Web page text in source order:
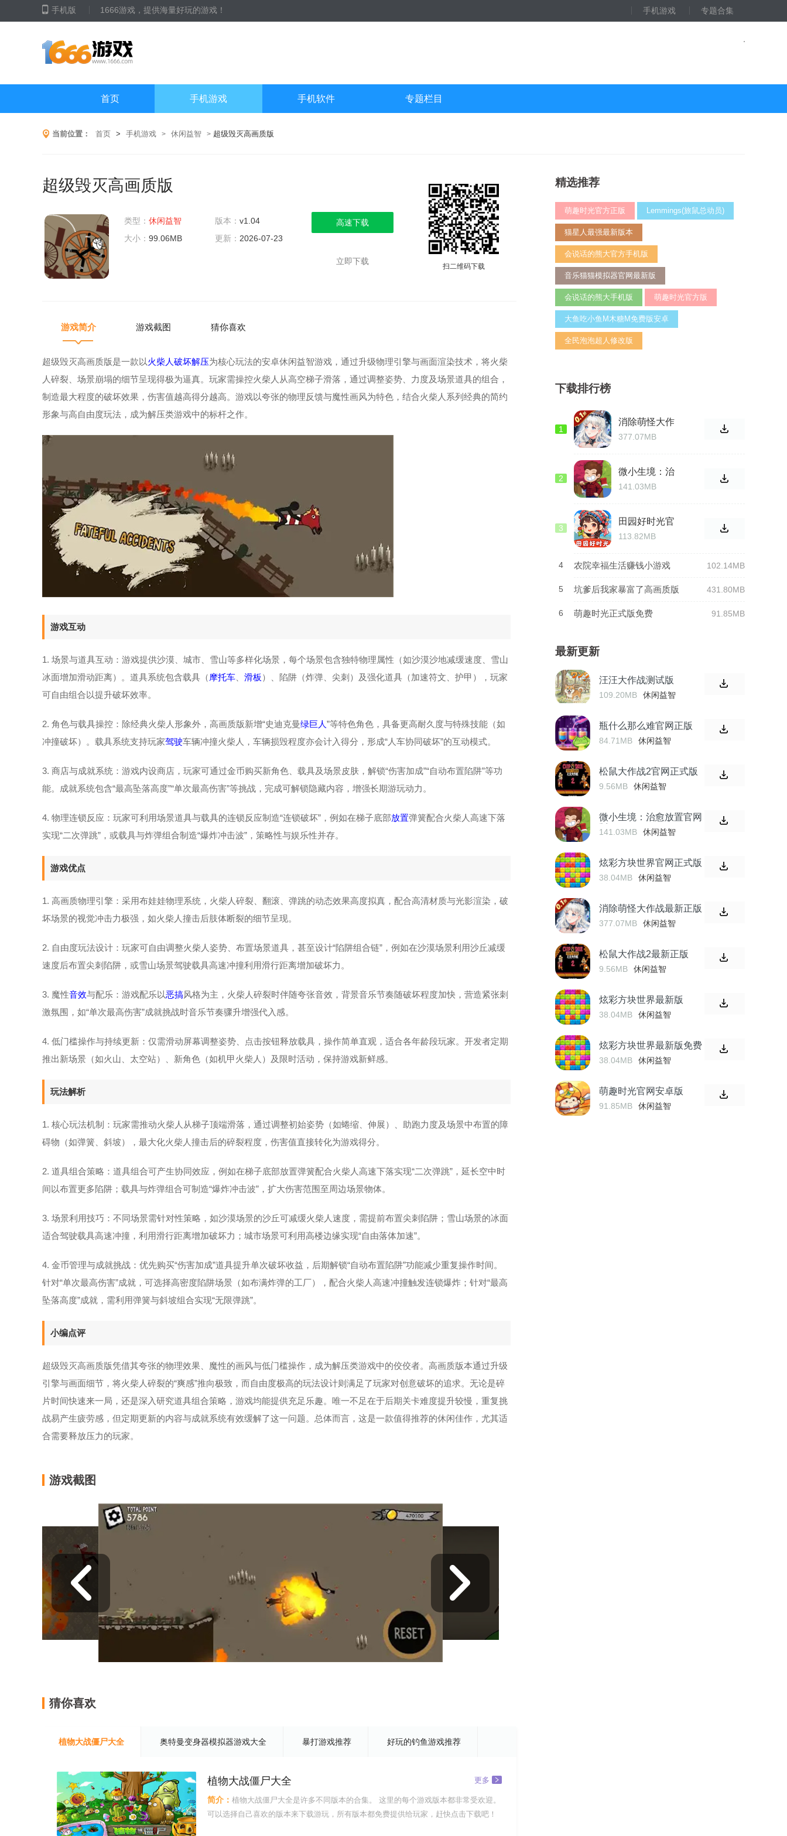
手机版 1666游戏，提供海量好玩的游戏！ 手机游戏 专题合集
首页 手机游戏 手机软件 专题栏目
当前位置： 首页 > 手机游戏 > 休闲益智 > 超级毁灭高画质版
超级毁灭高画质版
类型： 休闲益智 版本： v1.04
大小： 99.06MB 更新： 2026-07-23
高速下载
立即下载
扫二维码下载
游戏简介 游戏截图 猜你喜欢
超级毁灭高画质版是一款以火柴人破坏解压为核心玩法的安卓休闲益智游戏，通过升级物理引擎与画面渲染技术，将火柴
人碎裂、场景崩塌的细节呈现得极为逼真。玩家需操控火柴人从高空梯子滑落，通过调整姿势、力度及场景道具的组合，
制造最大程度的破坏效果，伤害值越高得分越高。游戏以夸张的物理反馈与魔性画风为特色，结合火柴人系列经典的简约
形象与高自由度玩法，成为解压类游戏中的标杆之作。
游戏互动
1. 场景与道具互动：游戏提供沙漠、城市、雪山等多样化场景，每个场景包含独特物理属性（如沙漠沙地减缓速度、雪山
冰面增加滑动距离）。道具系统包含载具（摩托车 滑板 ）、陷阱（炸弹、尖刺）及强化道具（加速符文、护甲），玩家
可自由组合以提升破坏效率。
2. 角色与载具操控：除经典火柴人形象外，高画质版新增“史迪克曼绿巨人”等特色角色，具备更高耐久度与特殊技能（如
冲撞破坏）。载具系统支持玩家驾驶车辆冲撞火柴人，车辆损毁程度亦会计入得分，形成“人车协同破坏”的互动模式。
3. 商店与成就系统：游戏内设商店，玩家可通过金币购买新角色、载具及场景皮肤，解锁“伤害加成”“自动布置陷阱”等功
能。成就系统包含“最高坠落高度”“单次最高伤害”等挑战，完成可解锁隐藏内容，增强长期游玩动力。
4. 物理连锁反应：玩家可利用场景道具与载具的连锁反应制造“连锁破坏”，例如在梯子底部放置弹簧配合火柴人高速下落
实现“二次弹跳”，或载具与炸弹组合制造“爆炸冲击波”，策略性与娱乐性并存。
游戏优点
1. 高画质物理引擎：采用布娃娃物理系统，火柴人碎裂、翻滚、弹跳的动态效果高度拟真，配合高清材质与光影渲染，破
坏场景的视觉冲击力极强，如火柴人撞击后肢体断裂的细节呈现。
2. 自由度玩法设计：玩家可自由调整火柴人姿势、布置场景道具，甚至设计“陷阱组合链”，例如在沙漠场景利用沙丘减缓
速度后布置尖刺陷阱，或雪山场景驾驶载具高速冲撞利用滑行距离增加破坏力。
3. 魔性音效与配乐：游戏配乐以恶搞风格为主，火柴人碎裂时伴随夸张音效，背景音乐节奏随破坏程度加快，营造紧张刺
激氛围，如“单次最高伤害”成就挑战时音乐节奏骤升增强代入感。
4. 低门槛操作与持续更新：仅需滑动屏幕调整姿势、点击按钮释放载具，操作简单直观，适合各年龄段玩家。开发者定期
推出新场景（如火山、太空站）、新角色（如机甲火柴人）及限时活动，保持游戏新鲜感。
玩法解析
1. 核心玩法机制：玩家需推动火柴人从梯子顶端滑落，通过调整初始姿势（如蜷缩、伸展）、助跑力度及场景中布置的障
碍物（如弹簧、斜坡），最大化火柴人撞击后的碎裂程度，伤害值直接转化为游戏得分。
2. 道具组合策略：道具组合可产生协同效应，例如在梯子底部放置弹簧配合火柴人高速下落实现“二次弹跳”，延长空中时
间以布置更多陷阱；载具与炸弹组合可制造“爆炸冲击波”，扩大伤害范围至周边场景物体。
3. 场景利用技巧：不同场景需针对性策略，如沙漠场景的沙丘可减缓火柴人速度，需提前布置尖刺陷阱；雪山场景的冰面
适合驾驶载具高速冲撞，利用滑行距离增加破坏力；城市场景可利用高楼边缘实现“自由落体加速”。
4. 金币管理与成就挑战：优先购买“伤害加成”道具提升单次破坏收益，后期解锁“自动布置陷阱”功能减少重复操作时间。
针对“单次最高伤害”成就，可选择高密度陷阱场景（如布满炸弹的工厂），配合火柴人高速冲撞触发连锁爆炸；针对“最高
坠落高度”成就，需利用弹簧与斜坡组合实现“无限弹跳”。
小编点评
超级毁灭高画质版凭借其夸张的物理效果、魔性的画风与低门槛操作，成为解压类游戏中的佼佼者。高画质版本通过升级
引擎与画面细节，将火柴人碎裂的“爽感”推向极致，而自由度极高的玩法设计则满足了玩家对创意破坏的追求。无论是碎
片时间快速来一局，还是深入研究道具组合策略，游戏均能提供充足乐趣。唯一不足在于后期关卡难度提升较慢，重复挑
战易产生疲劳感，但定期更新的内容与成就系统有效缓解了这一问题。总体而言，这是一款值得推荐的休闲佳作，尤其适
合需要释放压力的玩家。
游戏截图
猜你喜欢
植物大战僵尸大全 奥特曼变身器模拟器游戏大全 暴打游戏推荐 好玩的钓鱼游戏推荐
植物大战僵尸大全 更多
简介： 植物大战僵尸大全是许多不同版本的合集。 这里的每个游戏版本都非常受欢迎。
可以选择自己喜欢的版本来下载游玩，所有版本都免费提供给玩家，赶快点击下载吧！
精选推荐
萌趣时光官方正版 Lemmings(旅鼠总动员)
猫星人最强最新版本
会说话的熊大官方手机版
音乐猫猫模拟器官网最新版
会说话的熊大手机版 萌趣时光官方版
大鱼吃小鱼M木糖M免费版安卓
全民泡泡超人修改版
下载排行榜
1
消除萌怪大作
战免费手机版
377.07MB
2
微小生境：治
愈放置官网最
新版
141.03MB
3
田园好时光官
方正式版
113.82MB
4 农院幸福生活赚钱小游戏 102.14MB
5 坑爹后我家暴富了高画质版 431.80MB
6 萌趣时光正式版免费 91.85MB
最新更新
汪汪大作战测试版
109.20MB 休闲益智
瓶什么那么难官网正版
84.71MB 休闲益智
松鼠大作战2官网正式版
9.56MB 休闲益智
微小生境：治愈放置官网
版
141.03MB 休闲益智
炫彩方块世界官网正式版
38.04MB 休闲益智
消除萌怪大作战最新正版
377.07MB 休闲益智
松鼠大作战2最新正版
9.56MB 休闲益智
炫彩方块世界最新版
38.04MB 休闲益智
炫彩方块世界最新版免费
38.04MB 休闲益智
萌趣时光官网安卓版
91.85MB 休闲益智